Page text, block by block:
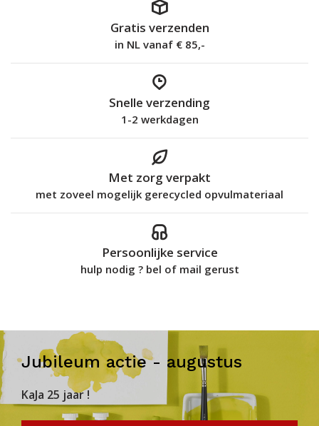
Gratis verzenden
in NL vanaf € 85,-
Snelle verzending
1-2 werkdagen
Met zorg verpakt
met zoveel mogelijk gerecycled opvulmateriaal
Persoonlijke service
hulp nodig ? bel of mail gerust
Jubileum actie - augustus
KaJa 25 jaar !